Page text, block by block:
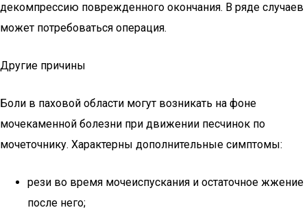
декомпрессию поврежденного окончания. В ряде случаев
может потребоваться операция.
Другие причины
Боли в паховой области могут возникать на фоне
мочекаменной болезни при движении песчинок по
мочеточнику. Характерны дополнительные симптомы:
рези во время мочеиспускания и остаточное жжение
после него;